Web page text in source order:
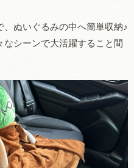
ぬいぐるみの中へ簡単収納♪
なシーンで大活躍すること間